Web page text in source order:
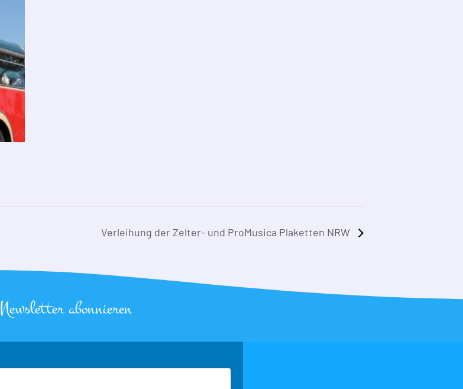
Verleihung der Zelter- und ProMusica Plaketten NRW
Newsletter abonnieren